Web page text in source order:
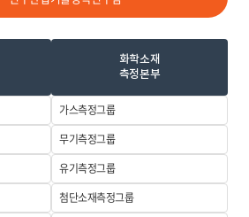
화학소재
측정본부
가스측정그룹
무기측정그룹
유기측정그룹
첨단소재측정그룹